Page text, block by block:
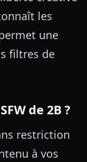
les
une
filtres de
de 2B ?
restriction
à vos